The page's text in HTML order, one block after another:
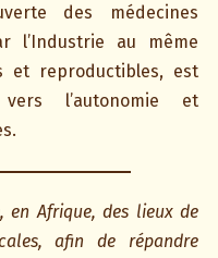
des médecines
l’Industrie au même
et reproductibles, est
l’autonomie et
en Afrique, des lieux de
afin de répandre